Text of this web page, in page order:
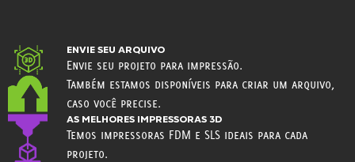
ENVIE SEU ARQUIVO
Envie seu projeto para impressão.
Também estamos disponíveis para criar um arquivo,
caso você precise.
AS MELHORES IMPRESSORAS 3D
Temos impressoras FDM e SLS ideais para cada
projeto.